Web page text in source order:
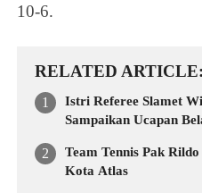
10-6.
RELATED ARTICLE
Istri Referee Slamet
Sampaikan Ucapan
Team Tennis Pak
Kota Atlas